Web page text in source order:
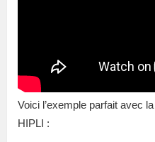
Voici l’exemple parfait avec
HIPLI :